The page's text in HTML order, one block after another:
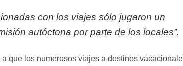
con los viajes sólo jugaron un
autóctona por parte de los locales”.
que los numerosos viajes a destinos